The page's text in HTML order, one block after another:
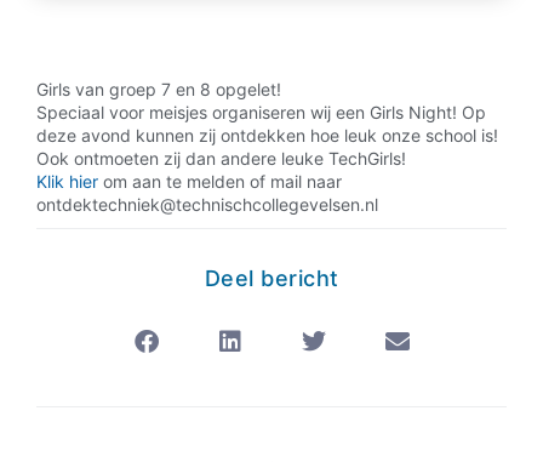
Girls van groep 7 en 8 opgelet!
Speciaal voor meisjes organiseren wij een Girls Night! Op
deze avond kunnen zij ontdekken hoe leuk onze school is!
Ook ontmoeten zij dan andere leuke TechGirls!
Klik hier om aan te melden of mail naar
ontdektechniek@technischcollegevelsen.nl
Deel bericht